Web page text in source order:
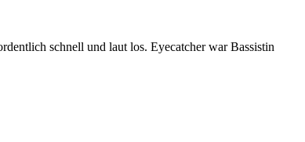
schnell und laut los. Eyecatcher war Bassistin